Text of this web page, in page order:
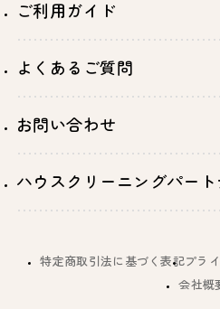
ご利用ガイド
よくあるご質問
お問い合わせ
ハウスクリーニングパー
特定商取引法に基づく表記プラ
会社概